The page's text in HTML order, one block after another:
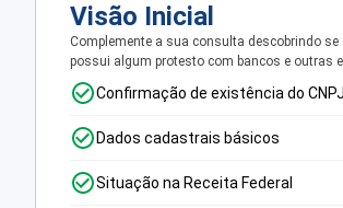
Visão Inicial
Complemente a sua consulta descobrindo se
possui algum protesto com bancos e outras
Confirmação de existência do CNPJ
Dados cadastrais básicos
Situação na Receita Federal